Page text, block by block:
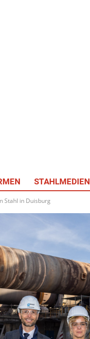
STAHLMEDIEN
Stahl in Duisburg